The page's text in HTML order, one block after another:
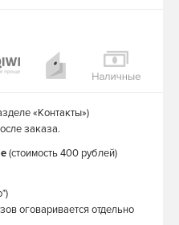
«Контакты»)
заказа.
(стоимость 400 рублей)
оговаривается отдельно